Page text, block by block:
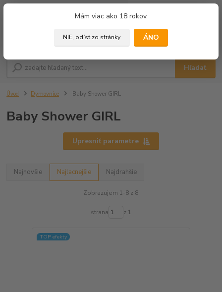
Mám viac ako 18 rokov.
NIE, odísť zo stránky ÁNO
Hľadať
Úvod Dymovnice Baby Shower GIRL
Baby Shower GIRL
Upresniť parametre
Najnovšie Najlacnejšie Najdrahšie
Zobrazujem 1-8 z 8
strana z 1
TOP efekty